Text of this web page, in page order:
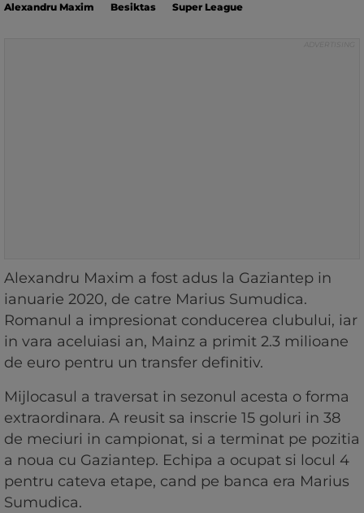
Alexandru Maxim Besiktas Super League
Alexandru Maxim a fost adus la Gaziantep in
ianuarie 2020, de catre Marius Sumudica.
Romanul a impresionat conducerea clubului, iar
in vara aceluiasi an, Mainz a primit 2.3 milioane
de euro pentru un transfer definitiv.
Mijlocasul a traversat in sezonul acesta o forma
extraordinara. A reusit sa inscrie 15 goluri in 38
de meciuri in campionat, si a terminat pe pozitia
a noua cu Gaziantep. Echipa a ocupat si locul 4
pentru cateva etape, cand pe banca era Marius
Sumudica.